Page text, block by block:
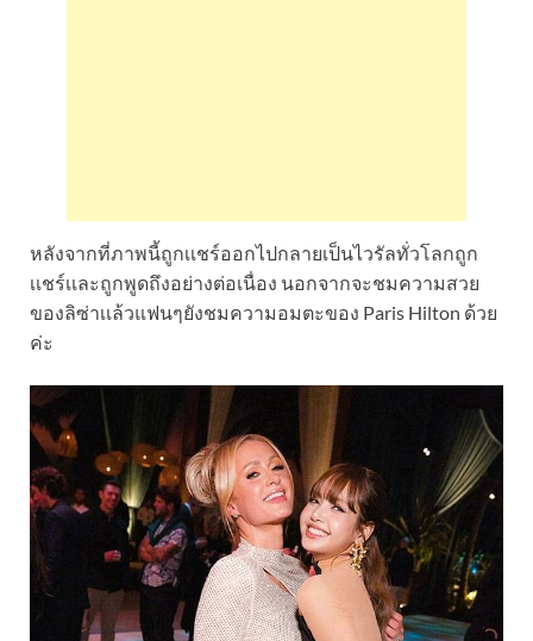
หลังจากที่ภาพนี้ถูกเเชร์ออกไปกลายเป็นไวรัลทั่วโลกถูก
เเชร์เเละถูกพูดถึงอย่างต่อเนื่อง นอกจากจะชมความสวย
ของลิซ่าเเล้วแฟนๆยังชมความอมตะของ Paris Hilton ด้วย
ค่ะ